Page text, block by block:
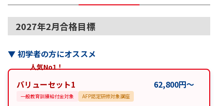
2027年2月合格目標
▼初学者の方にオススメ
人気No1！
バリューセット1 62,800円〜
一般教育訓練給付金対象 AFP認定研修対象講座